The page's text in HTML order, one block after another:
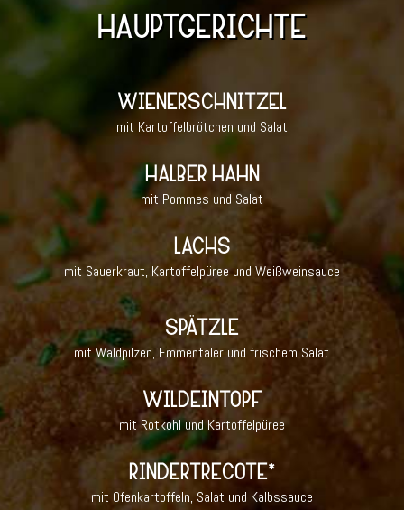
HAUPTGERICHTE
WIENERSCHNITZEL
mit Kartoffelbrötchen und Salat
HALBER HAHN
mit Pommes und Salat
LACHS
mit Sauerkraut, Kartoffelpüree und Weißweinsauce
SPÄTZLE
mit Waldpilzen, Emmentaler und frischem Salat
WILDEINTOPF
mit Rotkohl und Kartoffelpüree
RINDERTRECOTE*
mit Ofenkartoffeln, Salat und Kalbssauce